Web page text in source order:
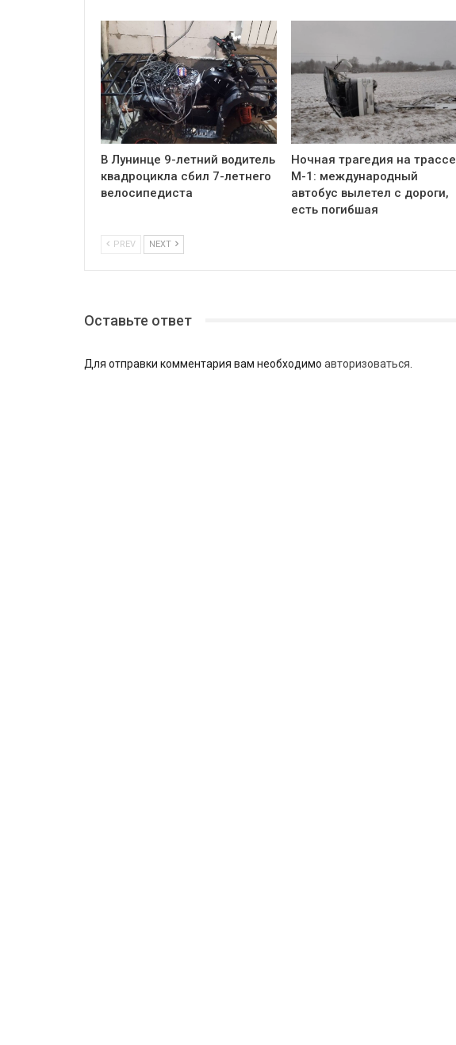
В Лунинце 9-летний водитель
квадроцикла сбил 7-летнего
велосипедиста
Ночная трагедия на трассе
М-1: международный
автобус вылетел с дороги,
есть погибшая
PREV NEXT
Оставьте ответ
Для отправки комментария вам необходимо авторизоваться